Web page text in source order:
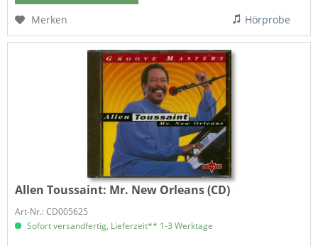
Merken
Hörprobe
Allen Toussaint: Mr. New Orleans (CD)
Art-Nr.: CD005625
Sofort versandfertig, Lieferzeit** 1-3 Werktage